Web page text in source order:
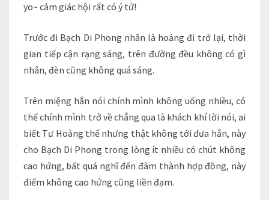
yo~ cảm giác hội rất có ý tứ!
Trước đi Bạch Di Phong nhân là hoảng đi trở lại, thời
gian tiếp cận rạng sáng, trên đường đều không có gì
nhân, đèn cũng không quá sáng.
Trên miệng hắn nói chính mình không uống nhiều, có
thể chính mình trở về chẳng qua là khách khí lời nói, ai
biết Tư Hoàng thế nhưng thật không tới đưa hắn, này
cho Bạch Di Phong trong lòng ít nhiều có chút không
cao hứng, bất quá nghĩ đến đàm thành hợp đồng, này
điểm không cao hứng cũng liền đạm.